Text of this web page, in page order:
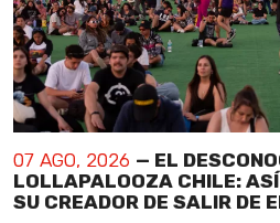
07 AGO, 2026 — EL
LOLLAPALOOZA CHILE:
SU CREADOR DE SALIR DE